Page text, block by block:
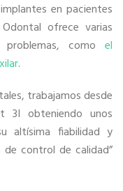
en pacientes
ofrece varias
como el
.
trabajamos desde
3I obteniendo unos
altísima fiabilidad y
control de calidad”